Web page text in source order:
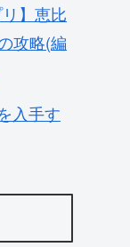
リ】恵比
攻略(編
入手す